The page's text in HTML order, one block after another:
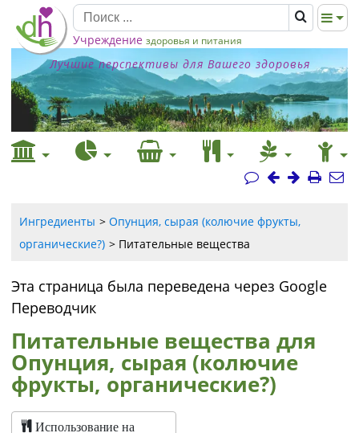
Учреждение здоровья и питания
Лучшие перспективы для Вашего здоровья
Ингредиенты
Опунция, сырая (колючие фрукты,
органические?)
Питательные вещества
Эта страница была переведена через Google
Переводчик
Питательные вещества для
Опунция, сырая (колючие
фрукты, органические?)
Использование на